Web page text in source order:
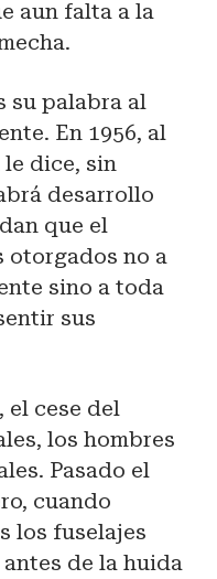
aun falta a la
su palabra al
En 1956, al
dice, sin
desarrollo
que el
otorgados no a
sino a toda
sus
el cese del
los hombres
Pasado el
cuando
los fuselajes
de la huida